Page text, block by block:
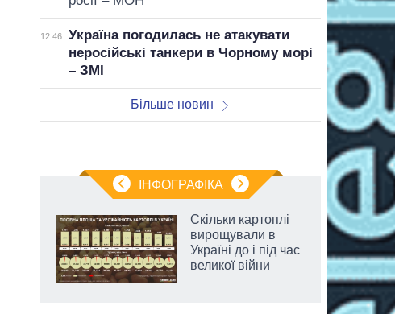
12:46
Україна погодилась не атакувати
неросійські танкери в Чорному морі
– ЗМІ
Більше новин
ІНФОГРАФІКА
Скільки картоплі
вирощували в
Україні до і під час
великої війни